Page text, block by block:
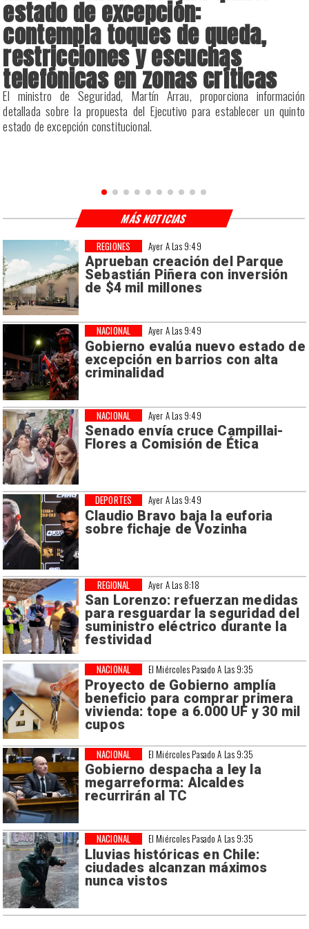
estado de excepción:
contempla toques de queda,
restricciones y escuchas
telefónicas en zonas críticas
El ministro de Seguridad, Martín Arrau, proporciona información
detallada sobre la propuesta del Ejecutivo para establecer un quinto
estado de excepción constitucional.
Ayer A Las 9:49
Aprueban creación del Parque
Sebastián Piñera con inversión
de $4 mil millones
REGIONES
Ayer A Las 9:49
Gobierno evalúa nuevo estado de
excepción en barrios con alta
criminalidad
NACIONAL
Ayer A Las 9:49
Senado envía cruce Campillai-
Flores a Comisión de Ética
NACIONAL
Ayer A Las 9:49
Claudio Bravo baja la euforia
sobre fichaje de Vozinha
DEPORTES
Ayer A Las 8:18
San Lorenzo: refuerzan medidas
para resguardar la seguridad del
suministro eléctrico durante la
festividad
REGIONAL
El Miércoles Pasado A Las 9:35
Proyecto de Gobierno amplía
beneficio para comprar primera
vivienda: tope a 6.000 UF y 30 mil
cupos
NACIONAL
El Miércoles Pasado A Las 9:35
Gobierno despacha a ley la
megarreforma: Alcaldes
recurrirán al TC
NACIONAL
El Miércoles Pasado A Las 9:35
Lluvias históricas en Chile:
ciudades alcanzan máximos
nunca vistos
NACIONAL
MÁS NOTICIAS